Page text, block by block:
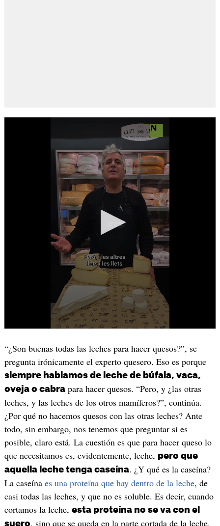
“¿Son buenas todas las leches para hacer quesos?”, se
pregunta irónicamente el experto quesero. Eso es porque
siempre hablamos de leche de búfala, vaca,
oveja o cabrapara hacer quesos. “Pero, y ¿las otras
leches, y las leches de los otros mamíferos?”, continúa.
¿Por qué no hacemos quesos con las otras leches? Ante
todo, sin embargo, nos tenemos que preguntar si es
posible, claro está. La cuestión es que para hacer queso lo
que necesitamos es, evidentemente, leche, pero que
aquella leche tenga caseína. ¿Y qué es la caseína?
La caseína es una proteína que hay dentro de la leche, de
casi todas las leches, y que no es soluble. Es decir, cuando
cortamos la leche, esta proteína no se va con el
suero, sino que se queda en la parte cortada de la leche.